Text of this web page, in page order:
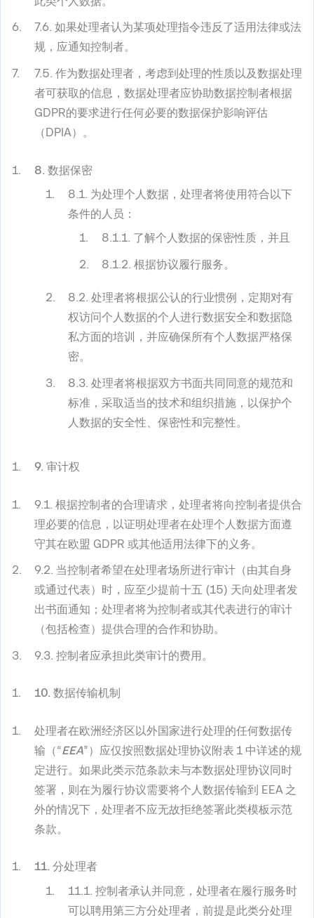
7.6. 如果处理者认为某项处理指令违反了适用法律或法
规，应通知控制者。
7.5. 作为数据处理者，考虑到处理的性质以及数据处理
者可获取的信息，数据处理者应协助数据控制者根据
GDPR的要求进行任何必要的数据保护影响评估
（DPIA）。
8. 数据保密
8.1. 为处理个人数据，处理者将使用符合以下
条件的人员：
8.1.1. 了解个人数据的保密性质，并且
8.1.2. 根据协议履行服务。
8.2. 处理者将根据公认的行业惯例，定期对有
权访问个人数据的个人进行数据安全和数据隐
私方面的培训，并应确保所有个人数据严格保
密。
8.3. 处理者将根据双方书面共同同意的规范和
标准，采取适当的技术和组织措施，以保护个
人数据的安全性、保密性和完整性。
9. 审计权
9.1. 根据控制者的合理请求，处理者将向控制者提供合
理必要的信息，以证明处理者在处理个人数据方面遵
守其在欧盟 GDPR 或其他适用法律下的义务。
9.2. 当控制者希望在处理者场所进行审计（由其自身
或通过代表）时，应至少提前十五 (15) 天向处理者发
出书面通知；处理者将为控制者或其代表进行的审计
（包括检查）提供合理的合作和协助。
9.3. 控制者应承担此类审计的费用。
10. 数据传输机制
处理者在欧洲经济区以外国家进行处理的任何数据传
输（“EEA”）应仅按照数据处理协议附表 1 中详述的规
定进行。如果此类示范条款未与本数据处理协议同时
签署，则在为履行协议需要将个人数据传输到 EEA 之
外的情况下，处理者不应无故拒绝签署此类模板示范
条款。
11. 分处理者
11.1. 控制者承认并同意，处理者在履行服务时
可以聘用第三方分处理者，前提是此类分处理